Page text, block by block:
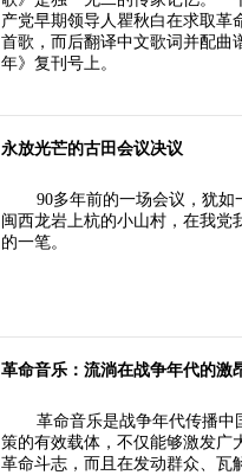
产党早期领导人瞿秋白在求取革
首歌，而后翻译中文歌词并配曲
年》复刊号上。
永放光芒的古田会议决议
90多年前的一场会议，犹
闽西龙岩上杭的小山村，在我党
的一笔。
革命音乐：流淌在战争年代的激
革命音乐是战争年代传播
策的有效载体，不仅能够激发广
革命斗志，而且在发动群众、瓦